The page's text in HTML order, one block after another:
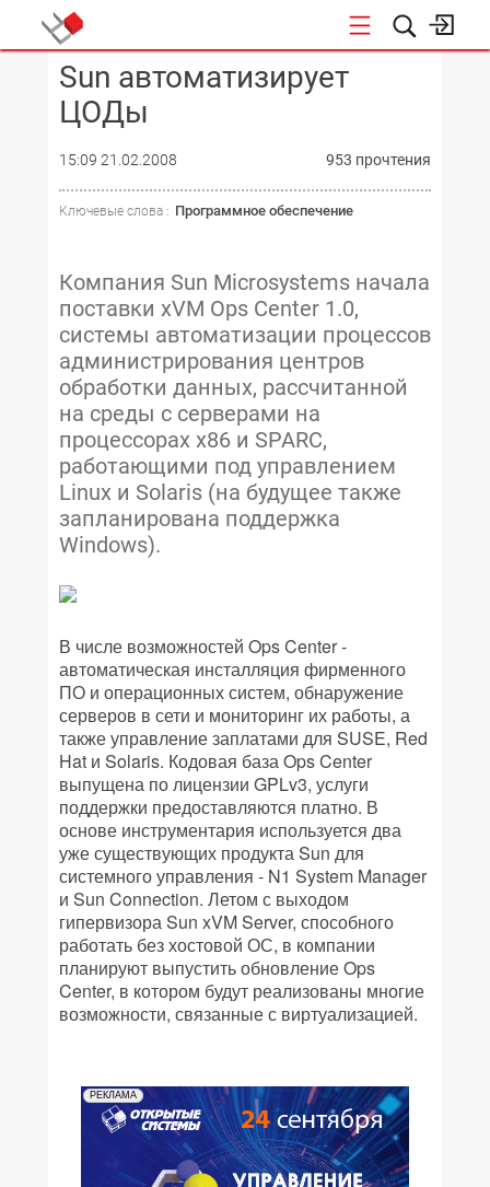
КОНФЕРЕНЦИИ
Sun автоматизирует
ЦОДы
15:09 21.02.2008 953 прочтения
Ключевые слова : Программное обеспечение
Компания Sun Microsystems начала
поставки xVM Ops Center 1.0,
системы автоматизации процессов
администрирования центров
обработки данных, рассчитанной
на среды с серверами на
процессорах x86 и SPARC,
работающими под управлением
Linux и Solaris (на будущее также
запланирована поддержка
Windows).
В числе возможностей Ops Center -
автоматическая инсталляция фирменного
ПО и операционных систем, обнаружение
серверов в сети и мониторинг их работы, а
также управление заплатами для SUSE, Red
Hat и Solaris. Кодовая база Ops Center
выпущена по лицензии GPLv3, услуги
поддержки предоставляются платно. В
основе инструментария используется два
уже существующих продукта Sun для
системного управления - N1 System Manager
и Sun Connection. Летом с выходом
гипервизора Sun xVM Server, способного
работать без хостовой ОС, в компании
планируют выпустить обновление Ops
Center, в котором будут реализованы многие
возможности, связанные с виртуализацией.
РЕКЛАМА